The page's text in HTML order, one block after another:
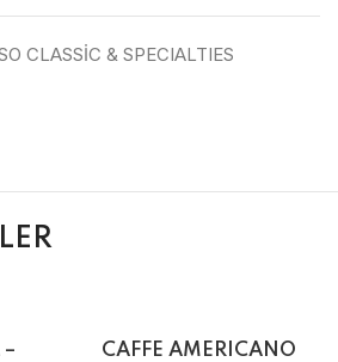
CLASSİC & SPECIALTIES
CAFFE AMERICANO